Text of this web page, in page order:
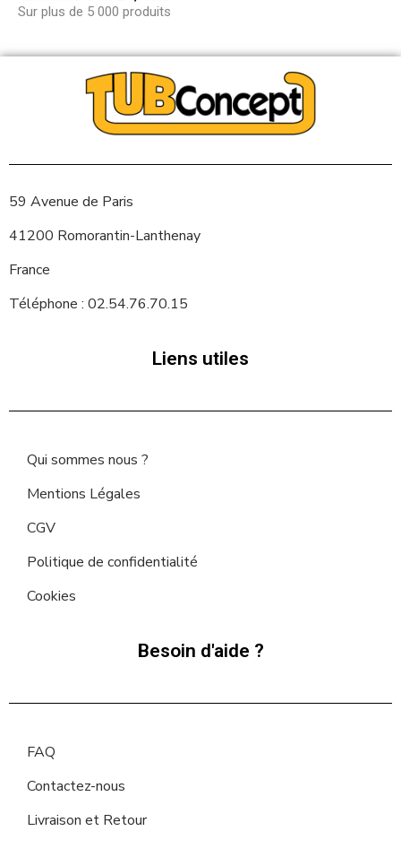
Sur plus de 5 000 produits
59 Avenue de Paris
41200 Romorantin-Lanthenay
France
Téléphone : 02.54.76.70.15
Liens utiles
Qui sommes nous ?
Mentions Légales
CGV
Politique de confidentialité
Cookies
Besoin d'aide ?
FAQ
Contactez-nous
Livraison et Retour